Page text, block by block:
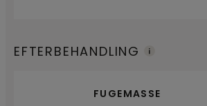
EFTERBEHANDLING
FUGEMASSE